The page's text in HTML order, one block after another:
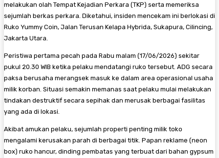
melakukan olah Tempat Kejadian Perkara (TKP) serta memeriksa
sejumlah berkas perkara. Diketahui, insiden mencekam ini berlokasi di
Ruko Yummy Coin, Jalan Terusan Kelapa Hybrida, Sukapura, Cilincing,
Jakarta Utara.
​Peristiwa pertama pecah pada Rabu malam (17/06/2026) sekitar
pukul 20.30 WIB ketika pelaku mendatangi ruko tersebut. ADG secara
paksa berusaha merangsek masuk ke dalam area operasional usaha
milik korban. Situasi semakin memanas saat pelaku mulai melakukan
tindakan destruktif secara sepihak dan merusak berbagai fasilitas
yang ada di lokasi.
​Akibat amukan pelaku, sejumlah properti penting milik toko
mengalami kerusakan parah di berbagai titik. Papan reklame (neon
box) ruko hancur, dinding pembatas yang terbuat dari bahan gypsum